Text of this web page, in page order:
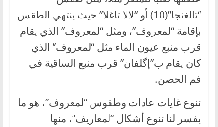
“تالغنجا”(10) أو “لالا تاغلا” حيث ينتهي الطقس
بإقامة “لمعروف”، ومثل “لمعروف” الذي يقام
قرب منبع عيون الماء مثل “لمعروف” الذي
كان يقام ب”إگلفان” قرب منبع الساقية في
فم الحصن.
تنوع غايات عادات وطقوس “لمعروف”، هو ما
يفسر لنا تنوع أشكال “لمعاريف”، منها